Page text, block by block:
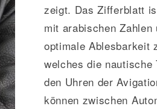
zeigt. Das Zifferblatt
mit arabischen
optimale Ablesbarkeit
welches die
den Uhren der
können zwischen